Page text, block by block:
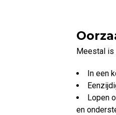
Meestal is
In een
Lopen
en